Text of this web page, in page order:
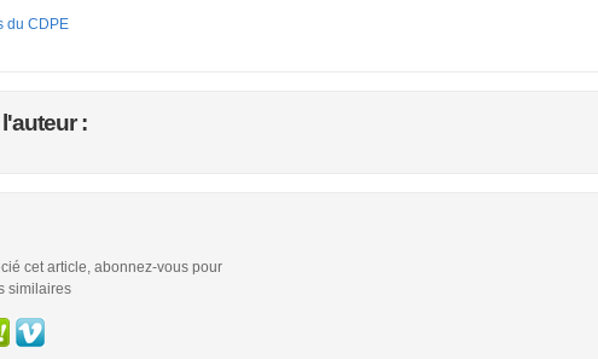
du CDPE
:
cet article, abonnez-vous pour
similaires